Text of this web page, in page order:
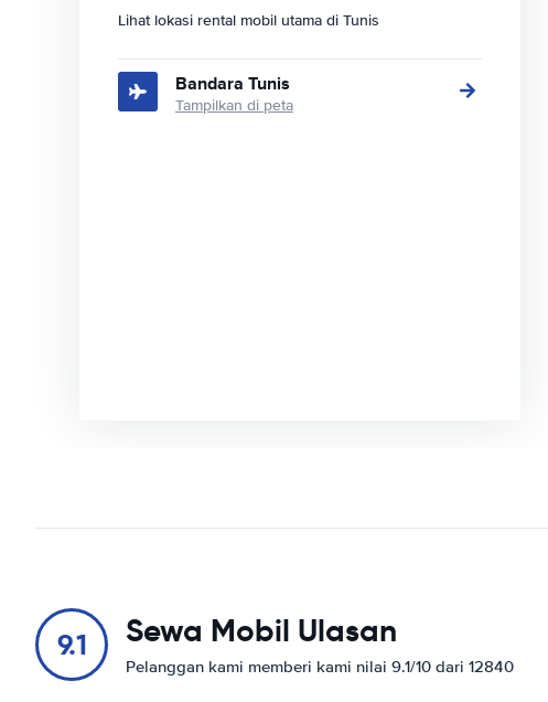
Lihat lokasi rental mobil utama di Tunis
Bandara Tunis
Tampilkan di peta
9.1 Sewa Mobil Ulasan
Pelanggan kami memberi kami nilai 9.1/10 dari 12840